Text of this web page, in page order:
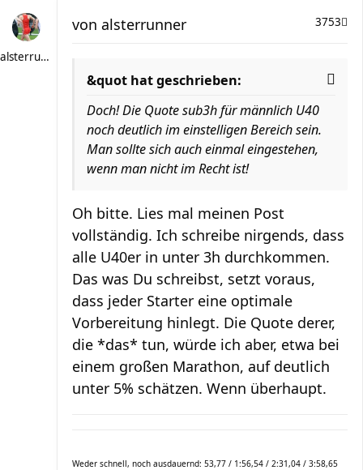
alsterrunner
3753
von alsterrunner
&quot hat geschrieben:
Doch! Die Quote sub3h für männlich U40
noch deutlich im einstelligen Bereich sein.
Man sollte sich auch einmal eingestehen,
wenn man nicht im Recht ist!
Oh bitte. Lies mal meinen Post
vollständig. Ich schreibe nirgends, dass
alle U40er in unter 3h durchkommen.
Das was Du schreibst, setzt voraus,
dass jeder Starter eine optimale
Vorbereitung hinlegt. Die Quote derer,
die *das* tun, würde ich aber, etwa bei
einem großen Marathon, auf deutlich
unter 5% schätzen. Wenn überhaupt.
Weder schnell, noch ausdauernd: 53,77 / 1:56,54 / 2:31,04 / 3:58,65